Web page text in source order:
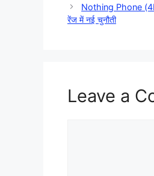
Nothing Phone
रेंज में नई चुनौती
Leave a